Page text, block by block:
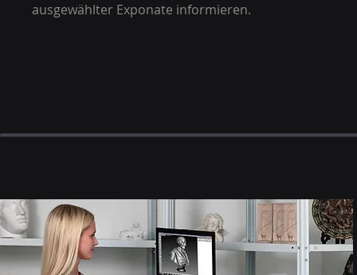
ausgewählter Exponate informieren.